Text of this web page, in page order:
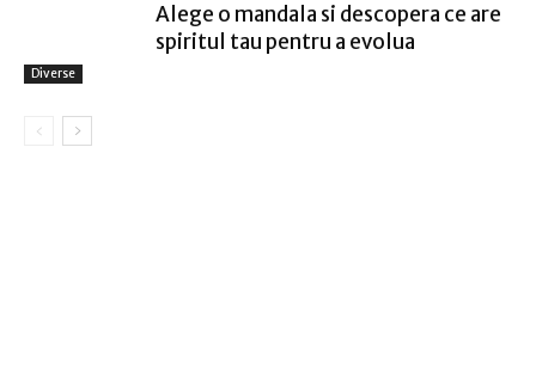
Diverse
Alege o mandala si descopera ce are
spiritul tau pentru a evolua